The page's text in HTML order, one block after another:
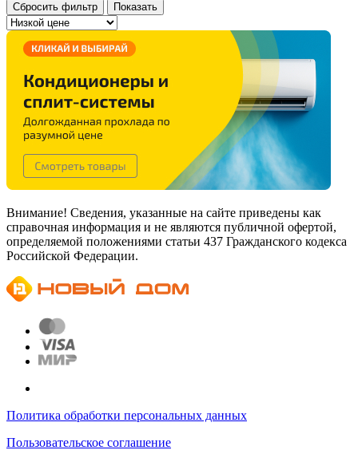
Сбросить фильтр Показать
Внимание! Сведения, указанные на сайте приведены как
справочная информация и не являются публичной офертой,
определяемой положениями статьи 437 Гражданского кодекса
Российской Федерации.
Политика обработки персональных данных
Пользовательское соглашение